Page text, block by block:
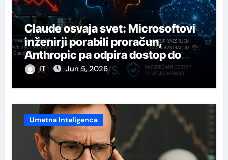
Claude osvaja svet: Microsoftovi
inženirji porabili proračun,
Anthropic pa odpira dostop do
svojega najmočnejšega AI-ja
IT Jun 5, 2026
Umetna Inteligenca